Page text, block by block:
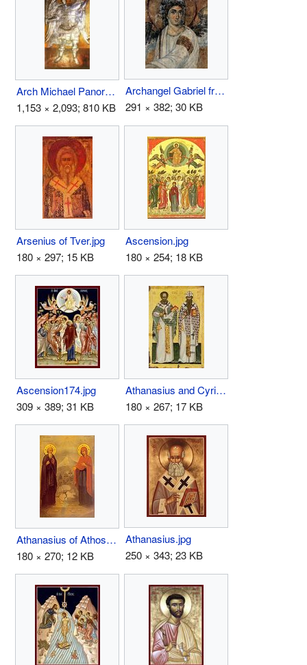
Arch Michael Panormitis.jpg
1,153 × 2,093; 810 KB
Archangel Gabriel fresco.jpg
291 × 382; 30 KB
Arsenius of Tver.jpg
180 × 297; 15 KB
Ascension.jpg
180 × 254; 18 KB
Ascension174.jpg
309 × 389; 31 KB
Athanasius and Cyril.jpg
180 × 267; 17 KB
Athanasius of Athos.jpg
180 × 270; 12 KB
Athanasius.jpg
250 × 343; 23 KB